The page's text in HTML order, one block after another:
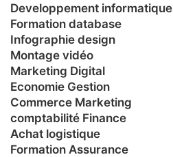
Developpement informatique
Formation database
Infographie design
Montage vidéo
Marketing Digital
Economie Gestion
Commerce Marketing
comptabilité Finance
Achat logistique
Formation Assurance